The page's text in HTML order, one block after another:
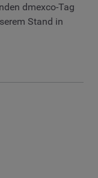
dmexco-Tag
Stand in